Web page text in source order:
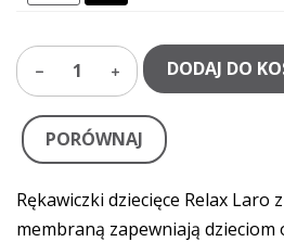
1 DODAJ DO
PORÓWNAJ
Rękawiczki dziecięce Relax Laro
membraną zapewniają